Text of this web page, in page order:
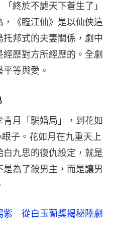
終於不謔天下蒼生了」
《臨江仙》是以仙俠這
邦式的夫妻關係，劇中
歷對方所經歷的。全劇
等與愛。
月「騙婚局」，到花如
子。花如月在九重天上
九思的復仇設定，就是
為了殺男主，而是讓男
紫 從白玉蘭獎揭秘陸劇